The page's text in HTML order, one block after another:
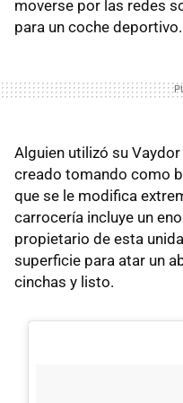
moverse por las redes
para un coche deportivo.
Alguien utilizó su
creado tomando como
que se le modifica
carrocería incluye un
propietario de esta
superficie para atar un
cinchas y listo.